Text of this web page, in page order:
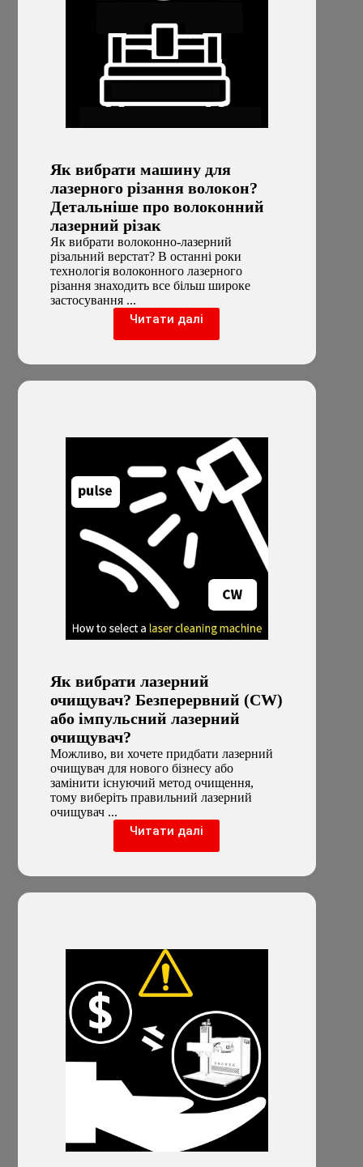
Як вибрати машину для
лазерного різання волокон?
Детальніше про волоконний
лазерний різак
Як вибрати волоконно-лазерний
різальний верстат? В останні роки
технологія волоконного лазерного
різання знаходить все більш широке
застосування ...
Читати далі
Як вибрати лазерний
очищувач? Безперервний (CW)
або імпульсний лазерний
очищувач?
Можливо, ви хочете придбати лазерний
очищувач для нового бізнесу або
замінити існуючий метод очищення,
тому виберіть правильний лазерний
очищувач ...
Читати далі